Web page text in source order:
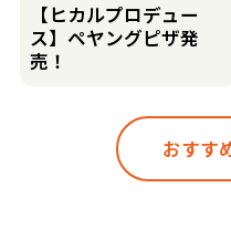
【ヒカルプロデュー
ス】ペヤングピザ発
売！
おすす